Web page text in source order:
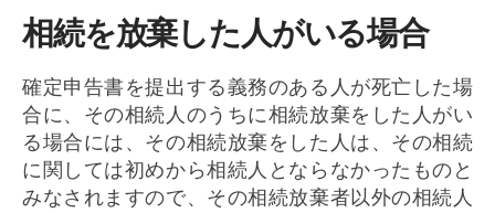
相続を放棄した人がいる場合
確定申告書を提出する義務のある人が死亡した場
合に、その相続人のうちに相続放棄をした人がい
る場合には、その相続放棄をした人は、その相続
に関しては初めから相続人とならなかったものと
みなされますので、その相続放棄者以外の相続人